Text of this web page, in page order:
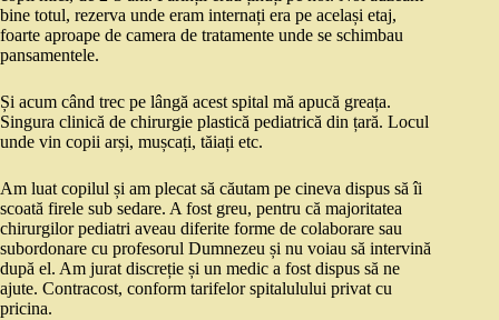
bine totul, rezerva unde eram internați era pe același etaj,
foarte aproape de camera de tratamente unde se schimbau
pansamentele.
Și acum când trec pe lângă acest spital mă apucă greața.
Singura clinică de chirurgie plastică pediatrică din țară. Locul
unde vin copii arși, mușcați, tăiați etc.
Am luat copilul și am plecat să căutam pe cineva dispus să îi
scoată firele sub sedare. A fost greu, pentru că majoritatea
chirurgilor pediatri aveau diferite forme de colaborare sau
subordonare cu profesorul Dumnezeu și nu voiau să intervină
după el. Am jurat discreție și un medic a fost dispus să ne
ajute. Contracost, conform tarifelor spitalulului privat cu
pricina.